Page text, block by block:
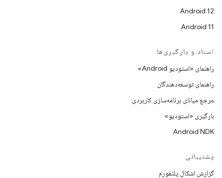
Android 12
Android 11
اسناد و بارگیری‌ها
راهنمای «استودیو Android»
راهنمای توسعه‌دهندگان
مرجع میانای برنامه‌سازی کاربردی
بارگیری «استودیو»
Android NDK
پشتیبانی
گزارش اشکال پلتفورم